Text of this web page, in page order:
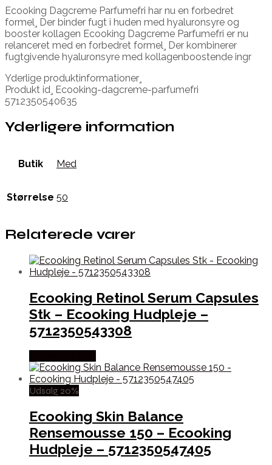
Ecooking Dagcreme Parfumefri har nu en forbedret
formel¸ Der binder fugt i huden med hyaluronsyre og
booster kollagen Ecooking Dagcreme Parfumefri er nu
relanceret med en forbedret formel¸ Der kombinerer
fugtgivende hyaluronsyre med kollagenboostende ingr
Yderlige produktinformationer¸
Produkt id¸ Ecooking-dagcreme-parfumefri
5712350540635
Yderligere information
Butik Med
Størrelse 50
Relaterede varer
Ecooking Retinol Serum Capsules
Stk – Ecooking Hudpleje –
5712350543308
Udsalg 20%
Ecooking Skin Balance
Rensemousse 150 – Ecooking
Hudpleje – 5712350547405